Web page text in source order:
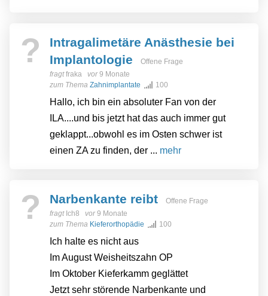
?
Intragalimetäre Anästhesie bei
Implantologie
Offene Frage
fragtfraka vor9 Monate
zum Thema Zahnimplantate 100
Hallo, ich bin ein absoluter Fan von der
ILA....und bis jetzt hat das auch immer gut
geklappt...obwohl es im Osten schwer ist
einen ZA zu finden, der ... mehr
? Narbenkante reibt
Offene Frage
fragt Ich8 vor9 Monate
zum Thema Kieferorthopädie 100
Ich halte es nicht aus
Im August Weisheitszahn OP
Im Oktober Kieferkamm geglättet
Jetzt sehr störende Narbenkante und